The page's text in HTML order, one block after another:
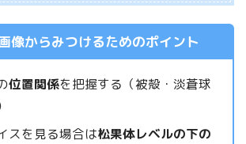
像からみつけるためのポイント
位置関係を把握する（被殻・淡蒼球
スを見る場合は松果体レベルの下の